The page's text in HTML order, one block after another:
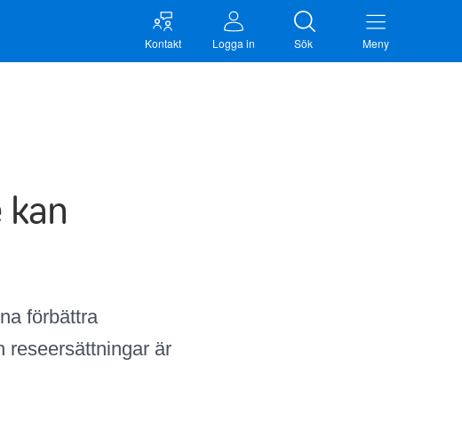
Kontakt Logga in Sök Meny
förbättra
reseersättningar är